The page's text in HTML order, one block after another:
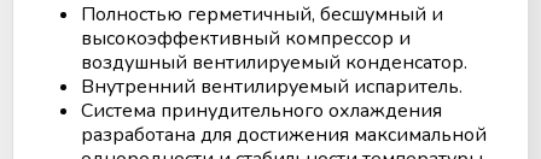
Полностью герметичный, бесшумный и
высокоэффективный компрессор и
воздушный вентилируемый конденсатор.
Внутренний вентилируемый испаритель.
Система принудительного охлаждения
разработана для достижения максимальной